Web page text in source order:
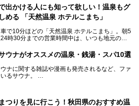
登録された白神山地のほか、多くの国立公園・
しています。
ち」に代表される米の生産量は国内第3位。米
ょっつる（魚醤）といった独特の食材も豊富で
国的に有名な催しも多い秋田県。観光旅行にも
のおすすめスーパー銭湯＆立ち寄り湯情報をご
出かける人にも知って欲しい！温泉もグ
める 「天然温泉 ホテルこまち」
で10分ほどの「天然温泉 ホテルこまち」。朝5
時30分までの営業時間中は、いつも地元の人
題なのに1泊3,500円からと破格の安さ！
な「天然温泉 ホテルこまち」の魅力をたっぷ
す。
ウナがオススメの温泉・銭湯・スパ10選
ナに関する雑誌や漫画も発売されるなど、ファ
るサウナ。
つ施設も増えています。
つりを見に行こう！秋田県のおすすめ温